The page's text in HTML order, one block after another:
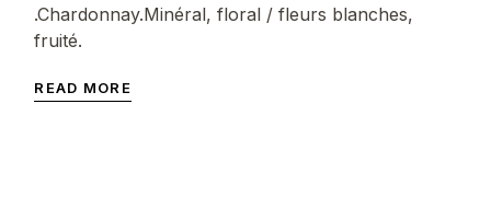
.Chardonnay.Minéral, floral / fleurs blanches,
fruité.
READ MORE